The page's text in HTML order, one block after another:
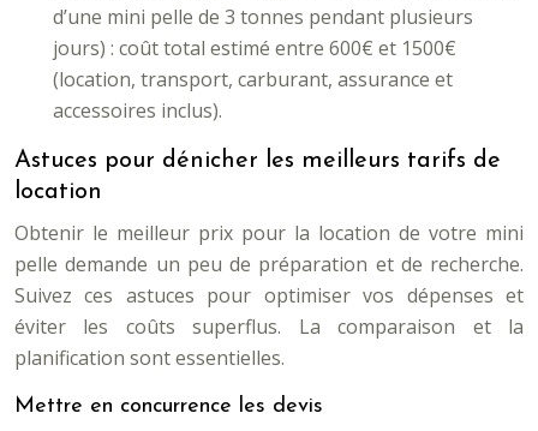
d’une mini pelle de 3 tonnes pendant plusieurs
jours) : coût total estimé entre 600€ et 1500€
(location, transport, carburant, assurance et
accessoires inclus).
Astuces pour dénicher les meilleurs tarifs de
location
Obtenir le meilleur prix pour la location de votre mini
pelle demande un peu de préparation et de recherche.
Suivez ces astuces pour optimiser vos dépenses et
éviter les coûts superflus. La comparaison et la
planification sont essentielles.
Mettre en concurrence les devis